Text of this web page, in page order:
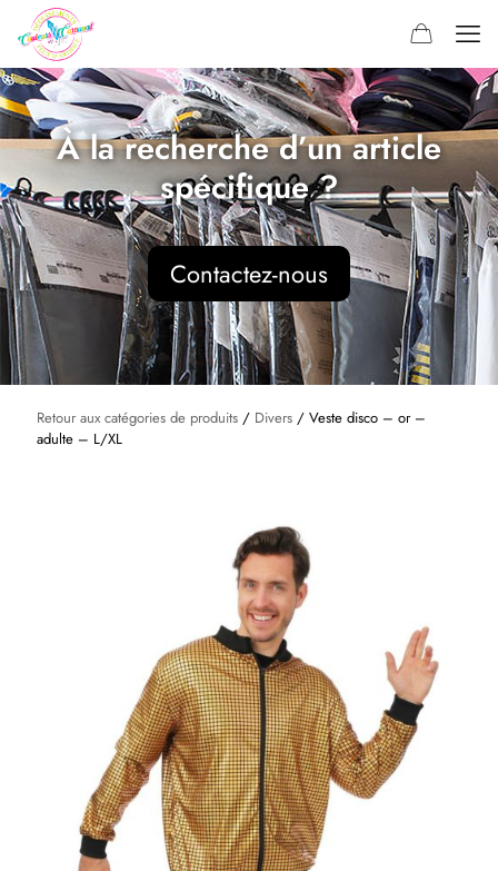
À la recherche d’un article
spécifique ?
Contactez-nous
Retour aux catégories de produits / Divers / Veste disco – or –
adulte – L/XL